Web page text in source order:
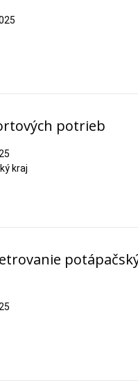
potrieb
kraj